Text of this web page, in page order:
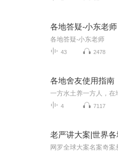
各地答疑-小东老师
各地答疑-小东老师
43 2478
各地舍友使用指南
4 7117